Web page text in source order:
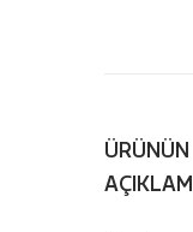
TaksitÜRÜNÜN